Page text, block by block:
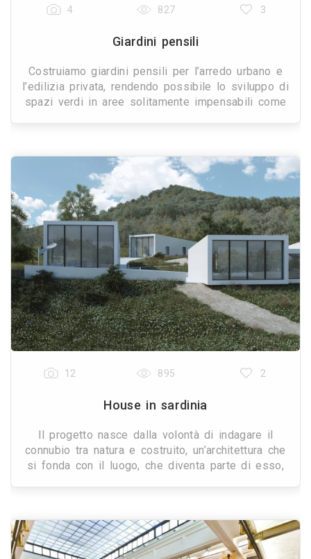
4 827 3
Giardini pensili
Costruiamo giardini pensili per l’arredo urbano e
l’edilizia privata, rendendo possibile lo sviluppo di
spazi verdi in aree solitamente impensabili come
12 895 2
House in sardinia
Il progetto nasce dalla volontà di indagare il
connubio tra natura e costruito, un’architettura che
si fonda con il luogo, che diventa parte di esso,